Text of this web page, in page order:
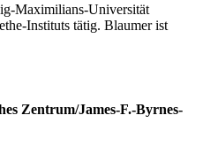
Maximilians-Universität
Instituts tätig. Blaumer ist
Zentrum/James-F.-Byrnes-